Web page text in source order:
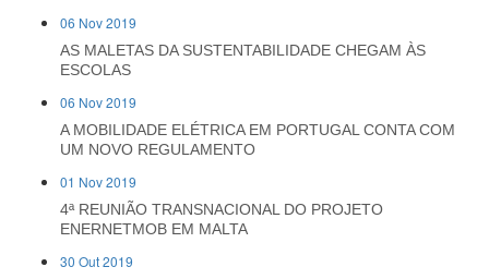
06 Nov 2019
AS MALETAS DA SUSTENTABILIDADE CHEGAM ÀS
ESCOLAS
06 Nov 2019
A MOBILIDADE ELÉTRICA EM PORTUGAL CONTA COM
UM NOVO REGULAMENTO
01 Nov 2019
4ª REUNIÃO TRANSNACIONAL DO PROJETO
ENERNETMOB EM MALTA
30 Out 2019